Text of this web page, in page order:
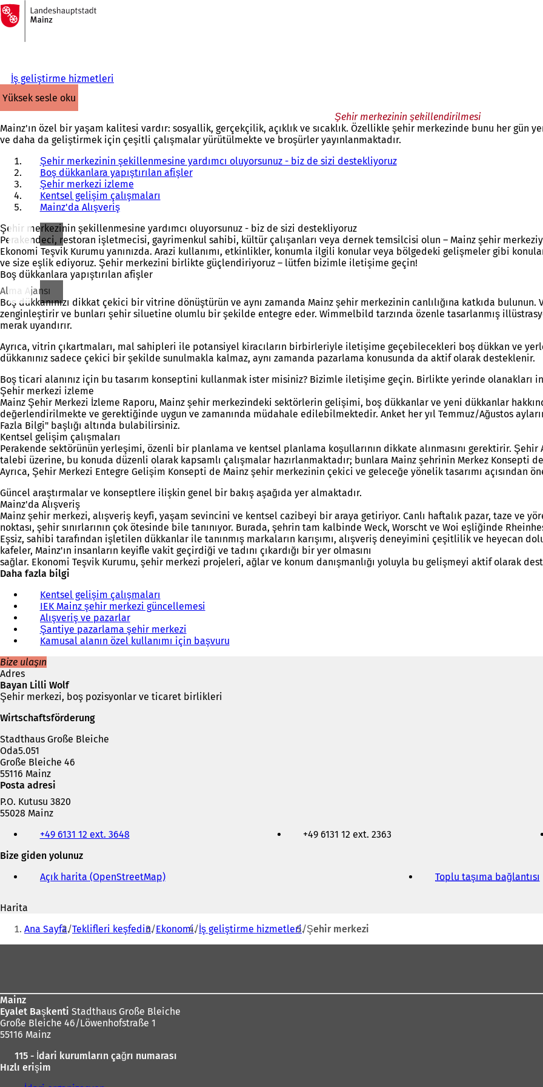
İçeriğe atla
Ana
sayfaya
İş geliştirme hizmetleri
yüksek sesle oku
Şehir merkezinin şekillendirilmesi
Mainz'ın özel bir yaşam kalitesi vardır: sosyallik, gerçekçilik, açıklık ve sıcaklık. Özellikle şehir merkezinde bunu her
ve daha da geliştirmek için çeşitli çalışmalar yürütülmekte ve broşürler yayınlanmaktadır.
Şehir merkezinin şekillenmesine yardımcı oluyorsunuz - biz de sizi destekliyoruz
Boş dükkanlara yapıştırılan afişler
Şehir merkezi izleme
Kentsel gelişim çalışmaları
Mainz'da Alışveriş
Şehir merkezinin şekillenmesine yardımcı oluyorsunuz - biz de sizi destekliyoruz
Perakendeci, restoran işletmecisi, gayrimenkul sahibi, kültür çalışanları veya dernek temsilcisi olun – Mainz şehir
Ekonomi Teşvik Kurumu yanınızda. Arazi kullanımı, etkinlikler, konumla ilgili konular veya bölgedeki gelişmeler gibi
ve size eşlik ediyoruz. Şehir merkezini birlikte güçlendiriyoruz – lütfen bizimle iletişime geçin!
Boş dükkanlara yapıştırılan afişler
Alma Ajansı
Boş dükkanınızı dikkat çekici bir vitrine dönüştürün ve aynı zamanda Mainz şehir merkezinin canlılığına katkıda
zenginleştirir ve bunları şehir siluetine olumlu bir şekilde entegre eder. Wimmelbild tarzında özenle tasarlanmış
merak uyandırır.
Ayrıca, vitrin çıkartmaları, mal sahipleri ile potansiyel kiracıların birbirleriyle iletişime geçebilecekleri boş dükkan ve
dükkanınız sadece çekici bir şekilde sunulmakla kalmaz, aynı zamanda pazarlama konusunda da aktif olarak desteklenir.
Boş ticari alanınız için bu tasarım konseptini kullanmak ister misiniz? Bizimle iletişime geçin. Birlikte yerinde
Şehir merkezi izleme
Mainz Şehir Merkezi İzleme Raporu, Mainz şehir merkezindeki sektörlerin gelişimi, boş dükkanlar ve yeni dükkanlar
değerlendirilmekte ve gerektiğinde uygun ve zamanında müdahale edilebilmektedir. Anket her yıl Temmuz/Ağustos
Fazla Bilgi" başlığı altında bulabilirsiniz.
Kentsel gelişim çalışmaları
Perakende sektörünün yerleşimi, özenli bir planlama ve kentsel planlama koşullarının dikkate alınmasını gerektirir.
talebi üzerine, bu konuda düzenli olarak kapsamlı çalışmalar hazırlanmaktadır; bunlara Mainz şehrinin Merkez Konsepti
Ayrıca, Şehir Merkezi Entegre Gelişim Konsepti de Mainz şehir merkezinin çekici ve geleceğe yönelik tasarımı açısından
Güncel araştırmalar ve konseptlere ilişkin genel bir bakış aşağıda yer almaktadır.
Mainz'da Alışveriş
Mainz şehir merkezi, alışveriş keyfi, yaşam sevincini ve kentsel cazibeyi bir araya getiriyor. Canlı haftalık pazar, taze ve
noktası, şehir sınırlarının çok ötesinde bile tanınıyor. Burada, şehrin tam kalbinde Weck, Worscht ve Woi eşliğinde
Eşsiz, sahibi tarafından işletilen dükkanlar ile tanınmış markaların karışımı, alışveriş deneyimini çeşitlilik ve heyecan
kafeler, Mainz'ın insanların keyifle vakit geçirdiği ve tadını çıkardığı bir yer olmasını
sağlar. Ekonomi Teşvik Kurumu, şehir merkezi projeleri, ağlar ve konum danışmanlığı yoluyla bu gelişmeyi aktif olarak
Daha fazla bilgi
Kentsel gelişim çalışmaları
IEK Mainz şehir merkezi güncellemesi
Alışveriş ve pazarlar
Şantiye pazarlama şehir merkezi
Kamusal alanın özel kullanımı için başvuru
Bize ulaşın
Adres
Bayan Lilli Wolf
Şehir merkezi, boş pozisyonlar ve ticaret birlikleri
Wirtschaftsförderung
Stadthaus Große Bleiche
Oda5.051
Große Bleiche 46
55116 Mainz
Posta adresi
P.O. Kutusu 3820
55028 Mainz
faks
ve
e-
adresi
+49 6131 12 ext. 3648 +49 6131 12 ext. 2363
Bize giden yolunuz
Açık harita (OpenStreetMap)(
b
i
k
e
ç
Toplu taşıma bağlantısı
i
Harita
Buradasınız:
Ana Sayfa Teklifleri keşfedin Ekonomi İş geliştirme hizmetleri Şehir merkezi
Mainz
Eyalet Başkenti Stadthaus Große Bleiche
Große Bleiche 46/Löwenhofstraße 1
55116 Mainz
115 - İdari kurumların çağrı numarası
Hızlı erişim